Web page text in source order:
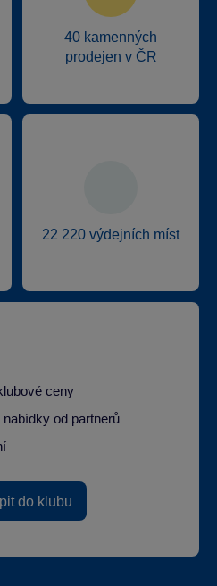
40 kamenných
prodejen v ČR
22 220 výdejních míst
ceny
od partnerů
do klubu